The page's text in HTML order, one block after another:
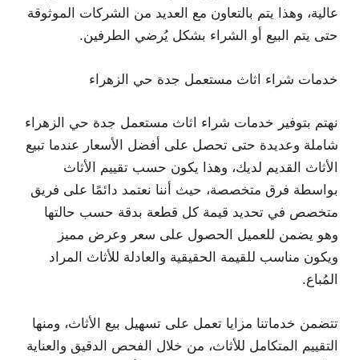
عالية، وهذا يتم بالتعاون مع العديد من الشركات الموثوقة
حتى يتم البيع أو الشراء بشكل يُرضي الطرفين.
خدمات شراء اثاث مستعمل جدة حي الزهراء
نهتم بتوفير خدمات شراء اثاث مستعمل جدة حي الزهراء
شاملة وعديدة حتى تحصل على أفضل الأسعار عندما تبيع
الأثاث القديم لديك، وهذا يكون حسب تقييم الأثاث
بواسطة فرق متخصصة، حيث أننا نعتمد دائمًا على فريق
متخصص في تحديد قيمة كل قطعة بدقة حسب حالتها
وهو يضمن للعميل الحصول على سعر وعرض مميز
ويكون مناسب للقيمة الحقيقية والعادلة للأثاث المراد
المُباع.
تتضمن خدماتنا مزايا تعمل على تسهيل بيع الأثاث، ومنها
التقييم المتكامل للأثاث، من خلال الفحص الدقيق والعناية